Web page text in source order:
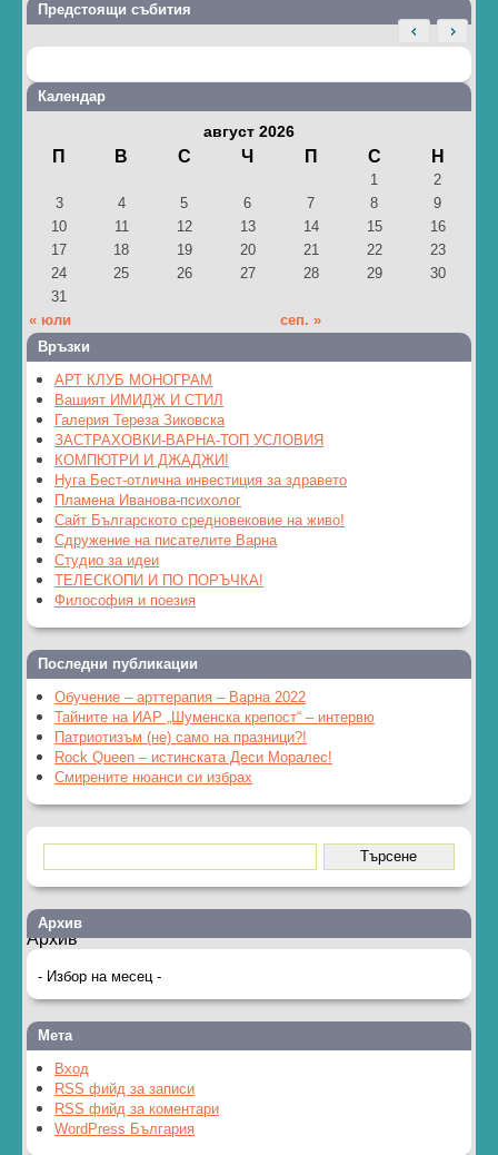
Предстоящи събития
Календар
август 2026
П В С Ч П С Н
« юли сеп. »
1
2
3
4 5 6 7 8
9
10
11 12 13 14 15
16
17
18 19 20 21 22
23
24
25 26 27 28 29
30
31
Връзки
АРТ КЛУБ МОНОГРАМ
Вашият ИМИДЖ И СТИЛ
Галерия Тереза Зиковска
ЗАСТРАХОВКИ-ВАРНА-ТОП УСЛОВИЯ
КОМПЮТРИ И ДЖАДЖИ!
Нуга Бест-отлична инвестиция за здравето
Пламена Иванова-психолог
Сайт Българското средновековие на живо!
Сдружение на писателите Варна
Студио за идеи
ТЕЛЕСКОПИ И ПО ПОРЪЧКА!
Философия и поезия
Последни публикации
Обучение – арттерапия – Варна 2022
Тайните на ИАР „Шуменска крепост“ – интервю
Патриотизъм (не) само на празници?!
Rock Queen – истинската Деси Моралес!
Смирените нюанси си избрах
Архив
Архив
Мета
Вход
RSS фийд за записи
RSS фийд за коментари
WordPress България